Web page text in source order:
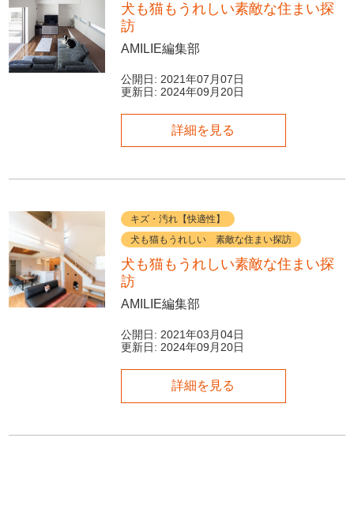
犬も猫もうれしい素敵な住まい探
訪
AMILIE編集部
公開日: 2021年07月07日
更新日: 2024年09月20日
詳細を見る
キズ・汚れ【快適性】
犬も猫もうれしい 素敵な住まい探訪
犬も猫もうれしい素敵な住まい探
訪
AMILIE編集部
公開日: 2021年03月04日
更新日: 2024年09月20日
詳細を見る